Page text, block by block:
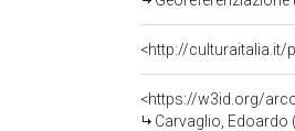
<http://
<https://w3id.org/
Carvaglio, Edoardo